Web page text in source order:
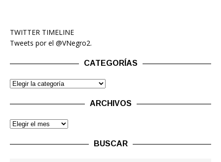
TWITTER TIMELINE
Tweets por el @VNegro2.
CATEGORÍAS
ARCHIVOS
BUSCAR